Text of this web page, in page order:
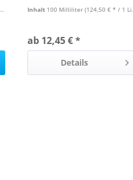
Inhalt 100 Milliliter (124,50 € * / 1 Liter)
ab 12,45 € *
Details